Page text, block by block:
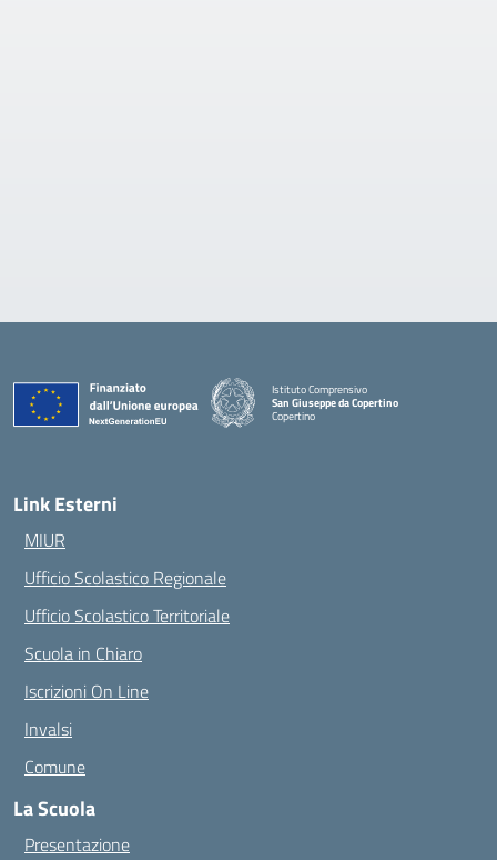
Istituto Comprensivo
San Giuseppe da Copertino
Copertino
— Visita la pagina iniziale della scuola
Link Esterni
MIUR
Ufficio Scolastico Regionale
Ufficio Scolastico Territoriale
Scuola in Chiaro
Iscrizioni On Line
Invalsi
Comune
La Scuola
Presentazione